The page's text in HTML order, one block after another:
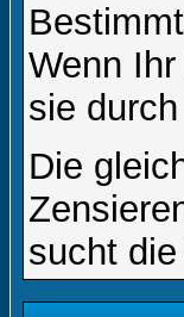
Wenn
sie
Die
sucht